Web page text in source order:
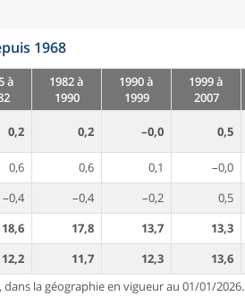
1968
à
1982 à
1990
1990 à
1999
1999 à
2007
0,2 0,2 –0,0 0,5
0,6 0,6 0,1 –0,0
–0,4 –0,4 –0,2 0,5
18,6 17,8 13,7 13,3
12,2 11,7 12,3 13,6
la géographie en vigueur au 01/01/2026.